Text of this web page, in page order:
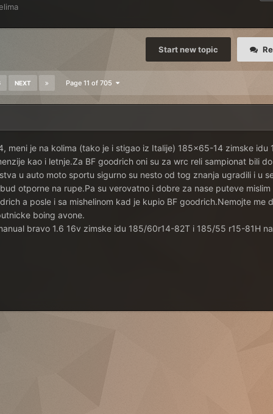
Start new topic
NEXT Page 11 of 705
meni je na kolima (tako je i stigao iz Italije) 185x65-14 zimske idu
kao i letnje.Za BF goodrich oni su za wrc reli sampionat bili
u auto moto sportu sigurno su nesto od tog znanja ugradili i u
otporne na rupe.Pa su verovatno i dobre za nase puteve
a posle i sa mishelinom kad je kupio BF goodrich.Nemojte me
boing avone.
bravo 1.6 16v zimske idu 185/60r14-82T i 185/55 r15-81H